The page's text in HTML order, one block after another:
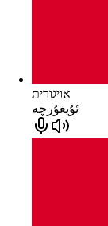
אויגורית
ئۇيغۇرچە